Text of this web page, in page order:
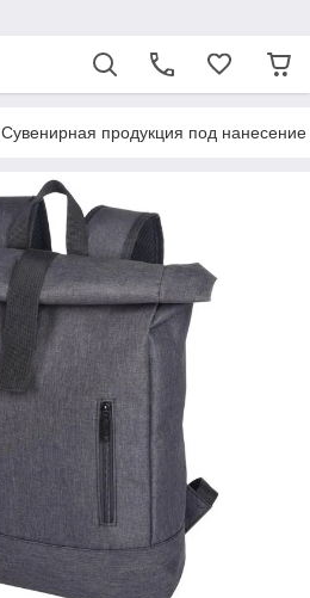
Сувенирная продукция под нанесение